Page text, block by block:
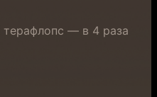
терафлопс — в 4 раза